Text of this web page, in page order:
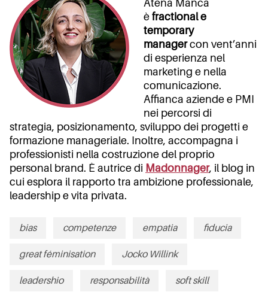
Atena Manca
è fractional e
temporary
managercon vent’anni
di esperienza nel
marketing e nella
comunicazione.
Affianca aziende e PMI
nei percorsi di
strategia, posizionamento, sviluppo dei progetti e
formazione manageriale. Inoltre, accompagna i
professionisti nella costruzione del proprio
personal brand. È autrice di Madonnager, il blog in
cui esplora il rapporto tra ambizione professionale,
leadership e vita privata.
bias competenze empatia fiducia
great féminisation Jocko Willink
leadershio responsabilità soft skill